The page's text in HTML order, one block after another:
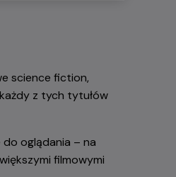
science fiction,
z tych tytułów
oglądania – na
filmowymi